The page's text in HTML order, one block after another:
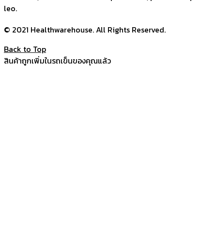
leo.
© 2021 Healthwarehouse. All Rights Reserved.
Back to Top
สินค้าถูกเพิ่มในรถเข็นของคุณแล้ว